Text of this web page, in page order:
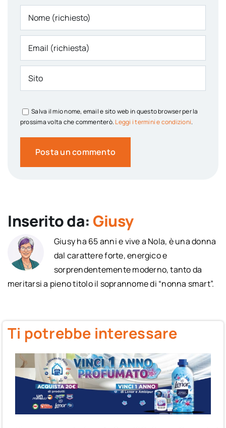
Salva il mio nome, email e sito web in questo browser per la
prossima volta che commenterò. Leggi i termini e condizioni.
Inserito da: Giusy
Giusy ha 65 anni e vive a Nola, è una donna
dal carattere forte, energico e
sorprendentemente moderno, tanto da
meritarsi a pieno titolo il soprannome di “nonna smart”.
Ti potrebbe interessare